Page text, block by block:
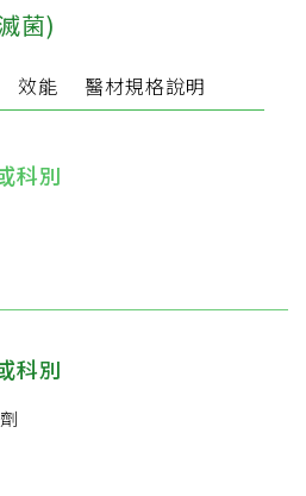
菌)
效能 醫材規格說明
科別
科別